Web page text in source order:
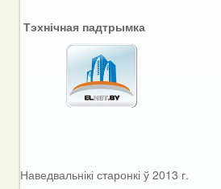
Тэхнічная падтрымка
Наведвальнікі старонкі ў 2013 г.